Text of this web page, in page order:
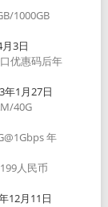
1000GB
3日
优惠码后年
年1月27日
40G
年
人民币
12月11日